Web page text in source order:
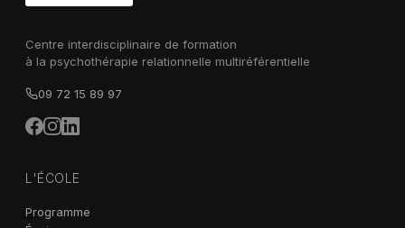
Centre interdisciplinaire de formation
à la psychothérapie relationnelle multiréférentielle
09 72 15 89 97
L'ÉCOLE
Programme